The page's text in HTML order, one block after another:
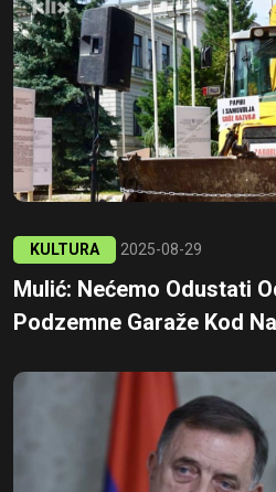
KULTURA 2025-08-29
Mulić: Nećemo Odustati
Podzemne Garaže Kod